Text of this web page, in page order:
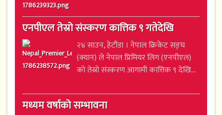
एनपीएल तेस्रो संस्करण कात्तिक ९ गतेदेखि
२४ साउन, हेटौंडा । नेपाल क्रिकेट सङ्घ
(क्यान) ले नेपाल प्रिमियर लिग (एनपीएल)
को तेस्रो संस्करण आगामी कात्तिक ९ देखि...
मध्यम वर्षाको सम्भावना